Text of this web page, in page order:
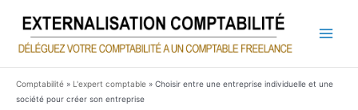
contenu
Comptabilité » L'expert comptable » Choisir entre une entreprise individuelle et une
société pour créer son entreprise